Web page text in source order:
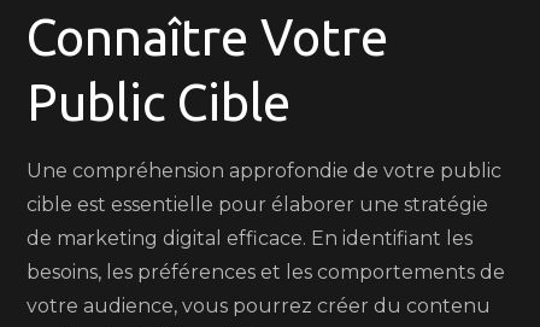
Connaître Votre
Public Cible
Une compréhension approfondie de votre public
cible est essentielle pour élaborer une stratégie
de marketing digital efficace. En identifiant les
besoins, les préférences et les comportements de
votre audience, vous pourrez créer du contenu